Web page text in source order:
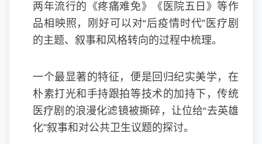
两年流行的《疼痛难免》《医院五日》等作
品相映照，刚好可以对“后疫情时代”医疗剧
的主题、叙事和风格转向的过程中梳理。
一个最显著的特征，便是回归纪实美学，在
朴素打光和手持跟拍等技术的加持下，传统
医疗剧的浪漫化滤镜被撕碎，让位给“去英雄
化”叙事和对公共卫生议题的探讨。